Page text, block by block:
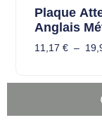
Plaque
Anglais
11,17 € –